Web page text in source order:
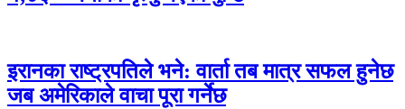
इरानका राष्ट्रपतिले भने: वार्ता तब मात्र सफल हुनेछ
जब अमेरिकाले वाचा पूरा गर्नेछ